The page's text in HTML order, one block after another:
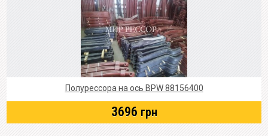
Полурессора на ось BPW 88156400
3696 грн